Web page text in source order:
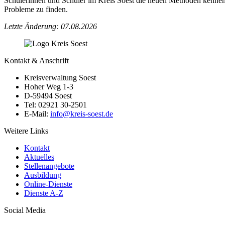
Probleme zu finden.
Letzte Änderung: 07.08.2026
Kontakt & Anschrift
Kreisverwaltung Soest
Hoher Weg 1-3
D-59494 Soest
Tel: 02921 30-2501
E-Mail: info@​kreis-soest.de
Weitere Links
Kontakt
Aktuelles
Stellenangebote
Ausbildung
Online-Dienste
Dienste A-Z
Social Media